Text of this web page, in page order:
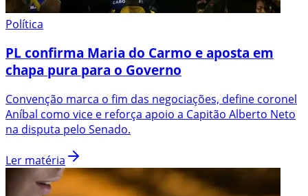
Política
PL confirma Maria do Carmo e aposta em
chapa pura para o Governo
Convenção marca o fim das negociações, define coronel
Aníbal como vice e reforça apoio a Capitão Alberto Neto
na disputa pelo Senado.
Ler matéria